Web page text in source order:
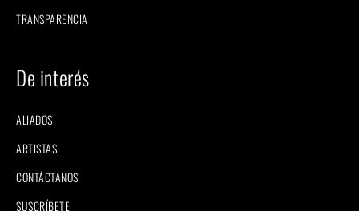
TRANSPARENCIA
De interés
ALIADOS
ARTISTAS
CONTÁCTANOS
SUSCRÍBETE